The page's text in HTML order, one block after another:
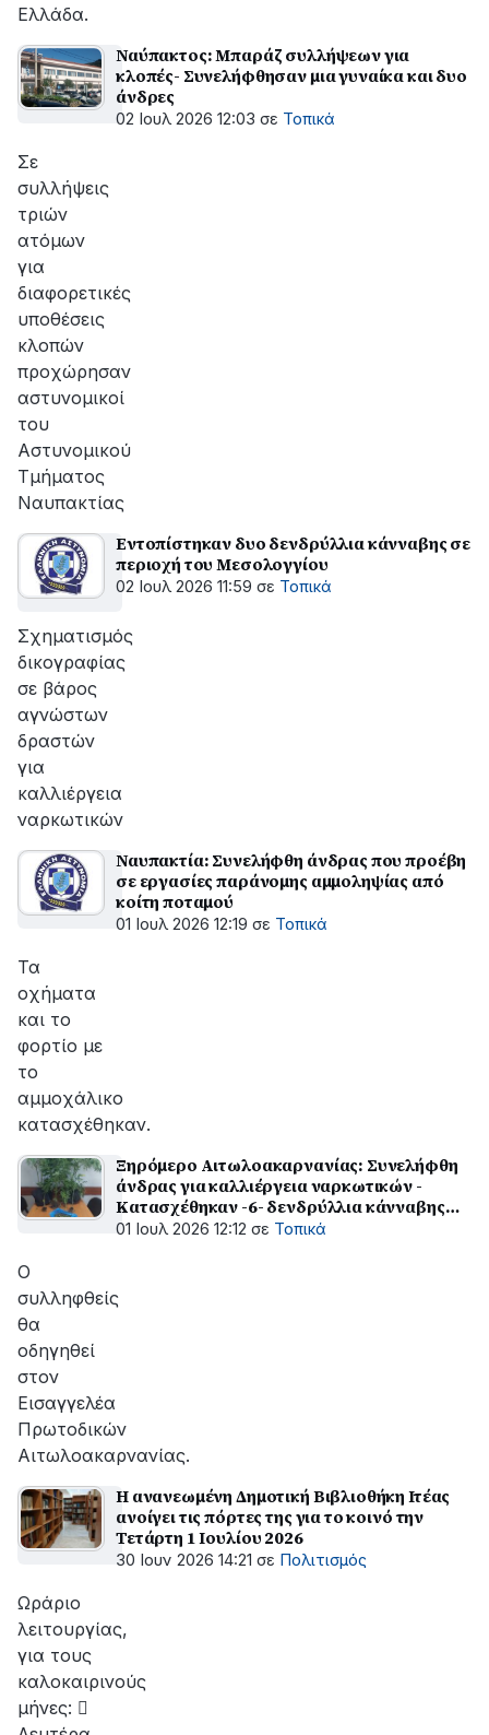
Ελλάδα.
Ναύπακτος: Μπαράζ συλλήψεων για
κλοπές- Συνελήφθησαν μια γυναίκα και δυο
άνδρες
02 Ιουλ 2026 12:03 σε Τοπικά
Σε
συλλήψεις
τριών
ατόμων
για
διαφορετικές
υποθέσεις
κλοπών
προχώρησαν
αστυνομικοί
του
Αστυνομικού
Τμήματος
Ναυπακτίας
Εντοπίστηκαν δυο δενδρύλλια κάνναβης σε
περιοχή του Μεσολογγίου
02 Ιουλ 2026 11:59 σε Τοπικά
Σχηματισμός
δικογραφίας
σε βάρος
αγνώστων
δραστών
για
καλλιέργεια
ναρκωτικών
Ναυπακτία: Συνελήφθη άνδρας που προέβη
σε εργασίες παράνομης αμμοληψίας από
κοίτη ποταμού
01 Ιουλ 2026 12:19 σε Τοπικά
Τα
οχήματα
και το
φορτίο με
το
αμμοχάλικο
κατασχέθηκαν.
Ξηρόμερο Αιτωλοακαρνανίας: Συνελήφθη
άνδρας για καλλιέργεια ναρκωτικών -
Κατασχέθηκαν -6- δενδρύλλια κάνναβης
και -51- γραμμάρια της ναρκωτικής ουσίας
01 Ιουλ 2026 12:12 σε Τοπικά
Ο
συλληφθείς
θα
οδηγηθεί
στον
Εισαγγελέα
Πρωτοδικών
Αιτωλοακαρνανίας.
Η ανανεωμένη Δημοτική Βιβλιοθήκη Ιτέας
ανοίγει τις πόρτες της για το κοινό την
Τετάρτη 1 Ιουλίου 2026
30 Ιουν 2026 14:21 σε Πολιτισμός
Ωράριο
λειτουργίας,
για τους
καλοκαιρινούς
μήνες: 